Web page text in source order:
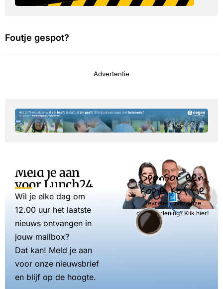
Foutje gespot?
Advertentie
Meld je aan
voor Lunch24
Wil je elke dag om
12.00 uur het laatste
nieuws ontvangen in
jouw mailbox?
Dat kan! Meld je aan
voor onze nieuwsbrief
en blijf op de hoogte.
Sponsor een
kopje koffie
Tevreden over onze
dienstverlening? Klik hier!